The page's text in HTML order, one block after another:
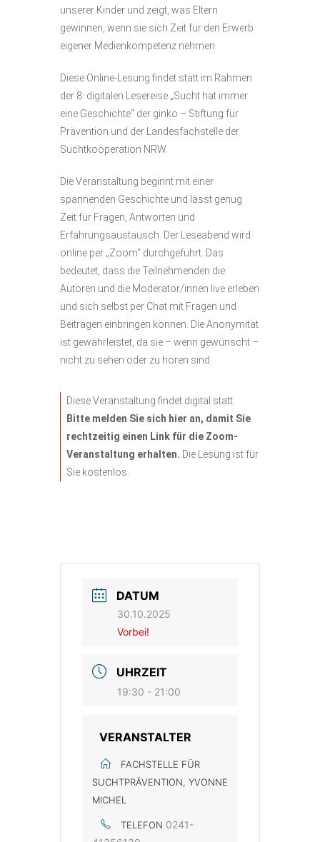
unserer Kinder und zeigt, was Eltern
gewinnen, wenn sie sich Zeit für den Erwerb
eigener Medienkompetenz nehmen.
Diese Online-Lesung findet statt im Rahmen
der 8. digitalen Lesereise „Sucht hat immer
eine Geschichte“ der ginko – Stiftung für
Prävention und der Landesfachstelle der
Suchtkooperation NRW.
Die Veranstaltung beginnt mit einer
spannenden Geschichte und lässt genug
Zeit für Fragen, Antworten und
Erfahrungsaustausch. Der Leseabend wird
online per „Zoom“ durchgeführt. Das
bedeutet, dass die Teilnehmenden die
Autoren und die Moderator/innen live erleben
und sich selbst per Chat mit Fragen und
Beiträgen einbringen können. Die Anonymität
ist gewährleistet, da sie – wenn gewünscht –
nicht zu sehen oder zu hören sind.
Diese Veranstaltung findet digital statt.
Bitte melden Sie sich hier an, damit Sie
rechtzeitig einen Link für die Zoom-
Veranstaltung erhalten. Die Lesung ist für
Sie kostenlos.
DATUM
30.10.2025
Vorbei!
UHRZEIT
19:30 - 21:00
VERANSTALTER
FACHSTELLE FÜR
SUCHTPRÄVENTION, YVONNE
MICHEL
TELEFON 0241-